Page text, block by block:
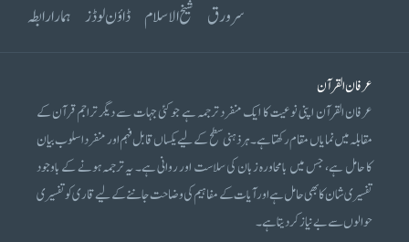
سرورق شیخ الاسلام ڈاؤن لوڈز ہمارا رابطہ
عرفان القرآن
عرفان القرآن اپنی نوعیت کا ایک منفرد ترجمہ ہے جو کئی جہات سے دیگر تراجم قرآن کے
مقابلہ میں نمایاں مقام رکھتا ہے۔ ہر ذہنی سطح کے لیے یکساں قابل فہم اور منفرد اسلوب بیان
کا حامل ہے، جس میں بامحاورہ زبان کی سلاست اور روانی ہے۔ یہ ترجمہ ہونے کے باوجود
تفسیری شان کا بھی حامل ہے اور آیات کے مفاہیم کی وضاحت جاننے کے لیے قاری کو تفسیری
حوالوں سے بے نیاز کر دیتا ہے۔